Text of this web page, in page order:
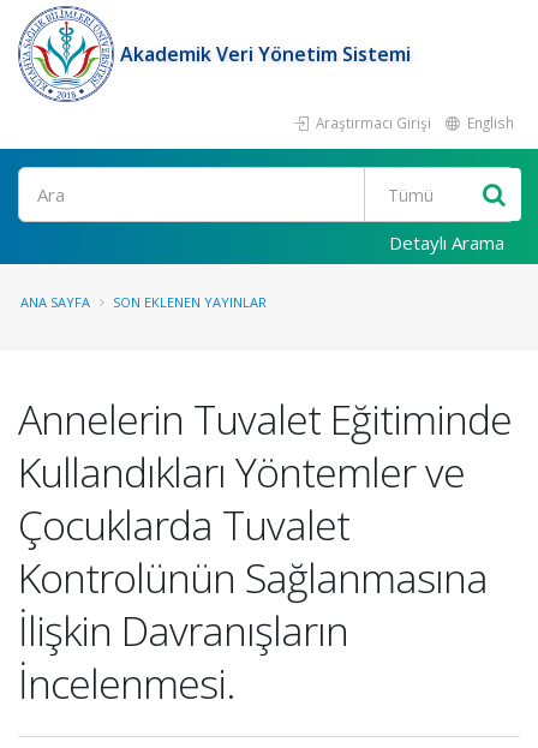
Akademik Veri Yönetim Sistemi
Araştırmacı Girişi English
Ara
Detaylı Arama
ANA SAYFA SON EKLENEN YAYINLAR
Annelerin Tuvalet Eğitiminde
Kullandıkları Yöntemler ve
Çocuklarda Tuvalet
Kontrolünün Sağlanmasına
İlişkin Davranışların
İncelenmesi.